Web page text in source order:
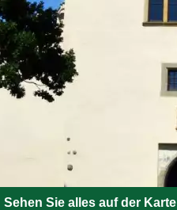
Sehen Sie alles auf der Karte